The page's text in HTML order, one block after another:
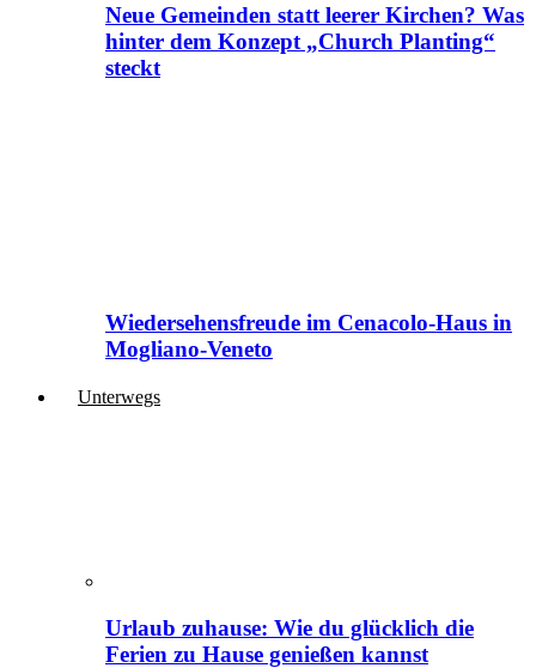
Neue Gemeinden statt leerer Kirchen? Was
hinter dem Konzept „Church Planting“
steckt
Wiedersehensfreude im Cenacolo-Haus in
Mogliano-Veneto
Unterwegs
Urlaub zuhause: Wie du glücklich die
Ferien zu Hause genießen kannst